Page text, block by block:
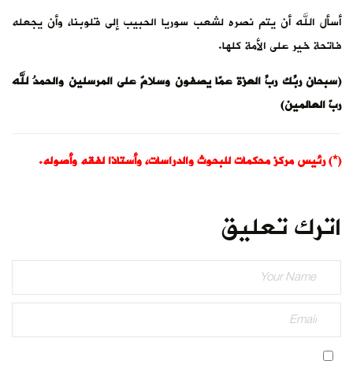
أسأل الله أن يتم نصره لشعب سوريا الحبيب إلى قلوبنا، وأن يجعله
فاتحة خير على الأمة كلها.
(سبحان ربِّك ربِّ العزة عمّا يصفون وسلامٌ على المرسلين والحمدُ لله
ربّ العالمين)
(*) رئيس مركز محكمات للبحوث والدراسات، وأستاذا لفقه وأصوله.
اترك تعليق